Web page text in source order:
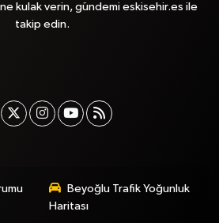
kulak verin, gündemi eskisehir.es ile
takip edin.
Beyoğlu Trafik Yoğunluk
Haritası